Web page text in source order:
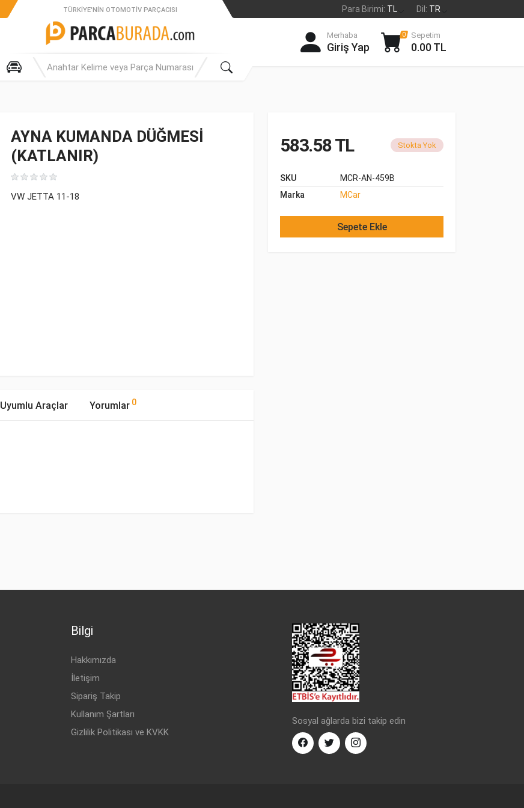
Para Birimi: TL Dil: TR
TÜRKIYE'NIN OTOMOTIV PARÇACISI
Merhaba
Giriş Yap
0 Sepetim
0.00 TL
AYNA KUMANDA DÜĞMESİ
(KATLANIR)
VW JETTA 11-18
583.58 TL Stokta Yok
SKU
MCR-AN-459B
Marka
MCar
Sepete Ekle
Uyumlu Araçlar Yorumlar 0
Bilgi
Hakkımızda
İletişim
Sipariş Takip
Kullanım Şartları
Gizlilik Politikası ve KVKK
Sosyal ağlarda bizi takip edin